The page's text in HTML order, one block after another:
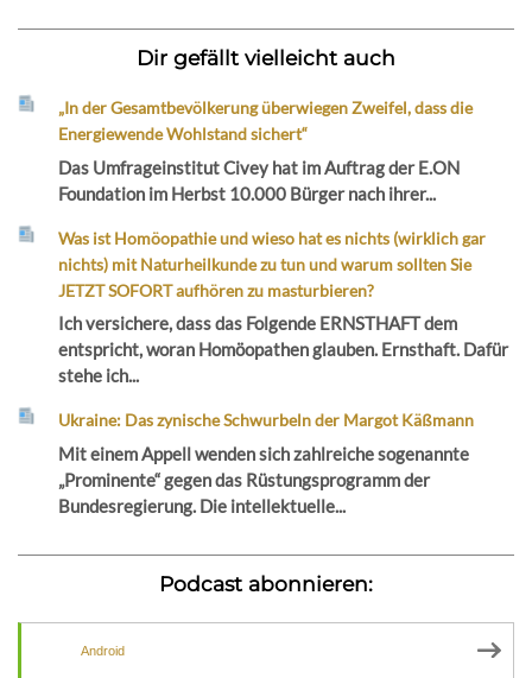
Dir gefällt vielleicht auch
„In der Gesamtbevölkerung überwiegen Zweifel, dass die
Energiewende Wohlstand sichert“
Das Umfrageinstitut Civey hat im Auftrag der E.ON
Foundation im Herbst 10.000 Bürger nach ihrer...
Was ist Homöopathie und wieso hat es nichts (wirklich gar
nichts) mit Naturheilkunde zu tun und warum sollten Sie
JETZT SOFORT aufhören zu masturbieren?
Ich versichere, dass das Folgende ERNSTHAFT dem
entspricht, woran Homöopathen glauben. Ernsthaft. Dafür
stehe ich...
Ukraine: Das zynische Schwurbeln der Margot Käßmann
Mit einem Appell wenden sich zahlreiche sogenannte
„Prominente“ gegen das Rüstungsprogramm der
Bundesregierung. Die intellektuelle...
Podcast abonnieren:
Android